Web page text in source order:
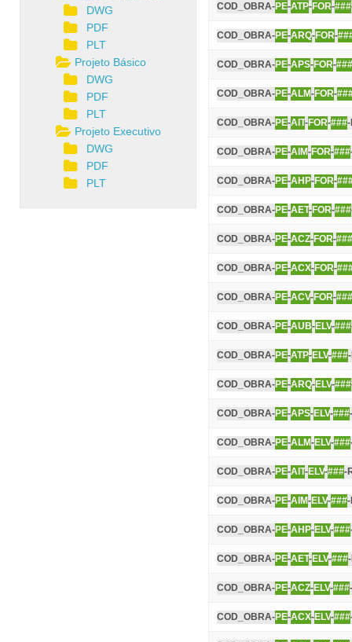
COD_OBRA-PE-ATP-FOR-###
COD_OBRA-PE-ARQ-FOR-
COD_OBRA-PE-APS-FOR-###
COD_OBRA-PE-ALM-FOR-
COD_OBRA-PE-AIT-FOR-###
COD_OBRA-PE-AIM-FOR-###
COD_OBRA-PE-AHP-FOR-
COD_OBRA-PE-AET-FOR-###
COD_OBRA-PE-ACZ-FOR-###
COD_OBRA-PE-ACX-FOR-
COD_OBRA-PE-ACV-FOR-###
COD_OBRA-PE-AUB-ELV-###
COD_OBRA-PE-ATP-ELV-###
COD_OBRA-PE-ARQ-ELV-###
COD_OBRA-PE-APS-ELV-###
COD_OBRA-PE-ALM-ELV-###
COD_OBRA-PE-AIT-ELV-###-
COD_OBRA-PE-AIM-ELV-###
COD_OBRA-PE-AHP-ELV-###
COD_OBRA-PE-AET-ELV-###
COD_OBRA-PE-ACZ-ELV-###
COD_OBRA-PE-ACX-ELV-###
DWG
PDF
PLT
Projeto Básico
DWG
PDF
PLT
Projeto Executivo
DWG
PDF
PLT